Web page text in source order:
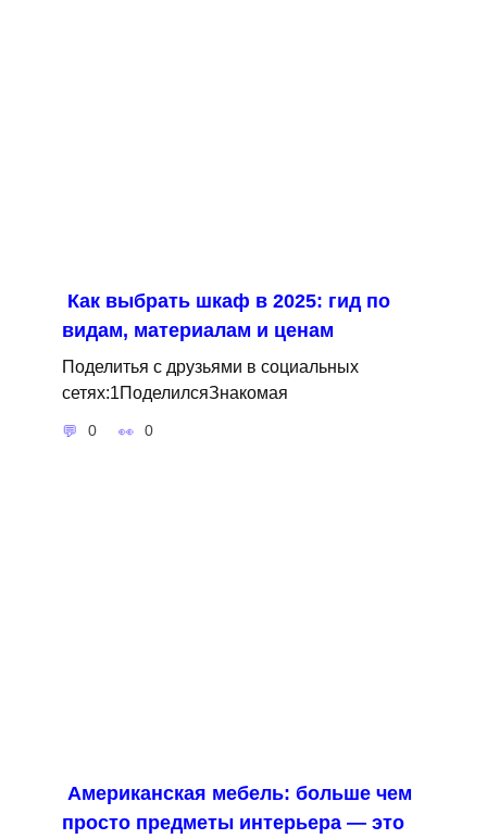
Как выбрать шкаф в 2025: гид по
видам, материалам и ценам
Поделитья с друзьями в социальных
сетях:1ПоделилсяЗнакомая
0 0
Американская мебель: больше чем
просто предметы интерьера — это